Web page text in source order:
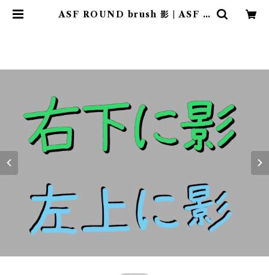
ASF ROUND brush 影 | ASF B